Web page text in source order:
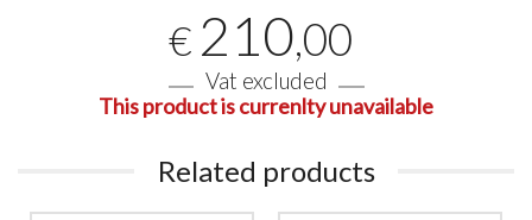
€ 210,00
Vat excluded
This product is currenlty unavailable
Related products